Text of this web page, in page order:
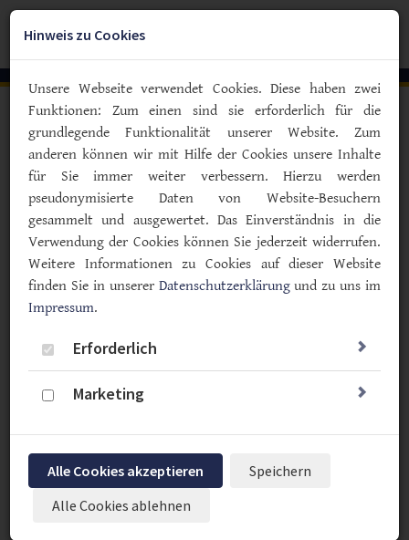
Zum
Hauptinhalt
Vorlesen
Insulinresistenz und Testosteron
Testosteron hilft Männern mit
Diabetes Typ 2
20.06.2023
Medikamente
Therapie
Wissenschaft & Forschung
Unter älteren Männern mit Diabetes Typ 2 hat jeder
zweite einen Mangel an Testosteron. Eine Gabe dieses
Hormons kann den Blutzucker verbessern und hat
Hinweis zu Cookies
Unsere Webseite verwendet Cookies. Diese haben zwei
Funktionen: Zum einen sind sie erforderlich für die
grundlegende Funktionalität unserer Website. Zum
anderen können wir mit Hilfe der Cookies unsere Inhalte
für Sie immer weiter verbessern. Hierzu werden
pseudonymisierte Daten von Website-Besuchern
gesammelt und ausgewertet. Das Einverständnis in die
Verwendung der Cookies können Sie jederzeit widerrufen.
Weitere Informationen zu Cookies auf dieser Website
finden Sie in unserer Datenschutzerklärungund zu uns im
Impressum.
Erforderlich
Marketing
Alle Cookies akzeptieren
Speichern
Alle Cookies ablehnen